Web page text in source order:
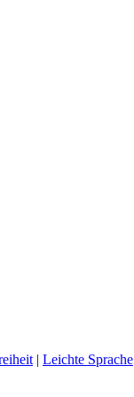
| Leichte Sprache